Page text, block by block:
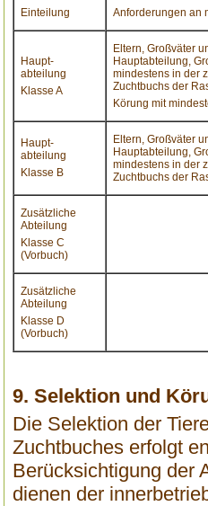
Einteilung Anforderungen an
Haupt-
abteilung
Klasse A
Eltern, Großväter
Hauptabteilung,
mindestens in der
Zuchtbuchs der
Körung mit
Haupt-
abteilung
Klasse B
Eltern, Großväter
Hauptabteilung,
mindestens in der
Zuchtbuchs der
Zusätzliche
Abteilung
Klasse C
(Vorbuch)
Zusätzliche
Abteilung
Klasse D
(Vorbuch)
9. Selektion und
Die Selektion der
Zuchtbuches erfolgt
Berücksichtigung der
dienen der